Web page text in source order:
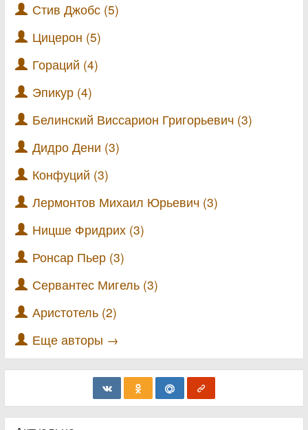
Стив Джобс (5)
Цицерон (5)
Гораций (4)
Эпикур (4)
Белинский Виссарион Григорьевич (3)
Дидро Дени (3)
Конфуций (3)
Лермонтов Михаил Юрьевич (3)
Ницше Фридрих (3)
Ронсар Пьер (3)
Сервантес Мигель (3)
Аристотель (2)
Еще авторы →